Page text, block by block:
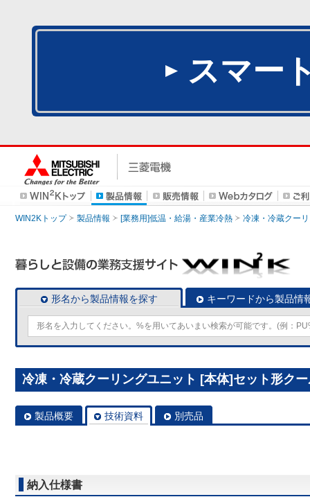
スマー
WIN2Kトップ 製品情報 [業務用]低温・給湯・産業冷熱 冷凍・冷蔵クー
形名から製品情報を探す キーワードから製品情
冷凍・冷蔵クーリングユニット [本体]セット形ク
製品概要 技術資料 別売品
納入仕様書